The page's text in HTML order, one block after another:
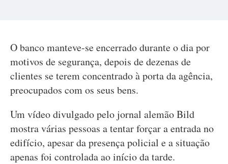
O banco manteve-se encerrado durante o dia por
motivos de segurança, depois de dezenas de
clientes se terem concentrado à porta da agência,
preocupados com os seus bens.
Um vídeo divulgado pelo jornal alemão Bild
mostra várias pessoas a tentar forçar a entrada no
edifício, apesar da presença policial e a situação
apenas foi controlada ao início da tarde.